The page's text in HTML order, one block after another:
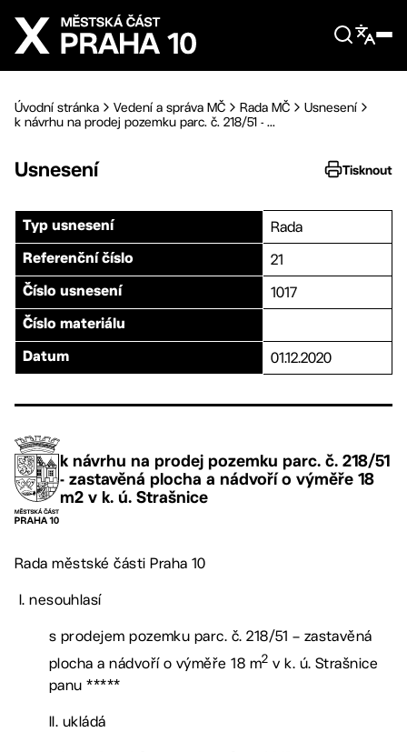
Přejít na hlavní obsah
Úvodní stránka Vedení a správa MČ Rada MČ
Usnesení
k návrhu na prodej pozemku parc. č. 218/51 - ...
Usnesení Tisknout
Typ usnesení Rada
Referenční číslo 21
Číslo usnesení 1017
Číslo materiálu
Datum 01.12.2020
k návrhu na prodej pozemku parc. č. 218/51
- zastavěná plocha a nádvoří o výměře 18
m2 v k. ú. Strašnice
Rada městské části Praha 10
I. nesouhlasí
s prodejem pozemku parc. č. 218/51 – zastavěná
plocha a nádvoří o výměře 18 m2 v k. ú. Strašnice
panu *****
II. ukládá